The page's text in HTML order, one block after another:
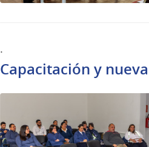
.
Capacitación y